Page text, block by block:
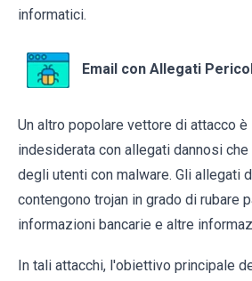
informatici.
Email con Allegati
Un altro popolare vettore di attacco è
indesiderata con allegati dannosi
degli utenti con malware. Gli allegati
contengono trojan in grado di rubare
informazioni bancarie e altre
In tali attacchi, l'obiettivo principale